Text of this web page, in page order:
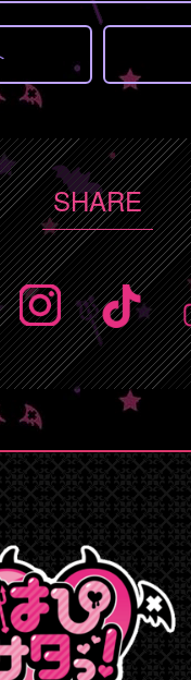
SHARE